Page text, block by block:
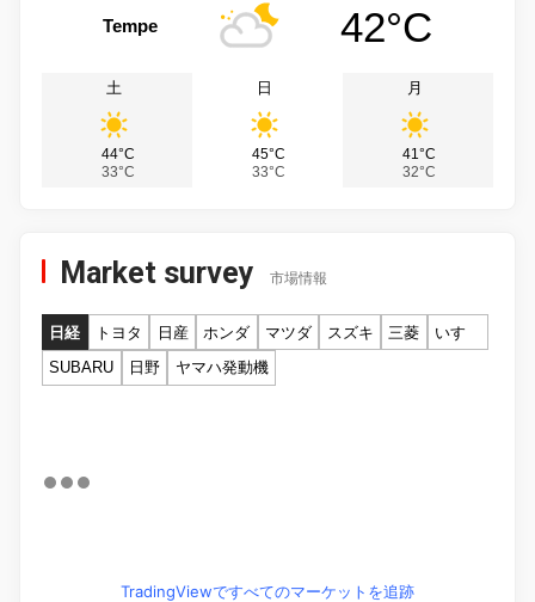
Tempe 42°C
土
44°C
33°C
日
45°C
33°C
月
41°C
32°C
Market survey 市場情報
日経 トヨタ 日産 ホンダ マツダ スズキ 三菱
いすゞ
SUBARU
日野 ヤマハ発動機
TradingViewですべてのマーケットを追跡